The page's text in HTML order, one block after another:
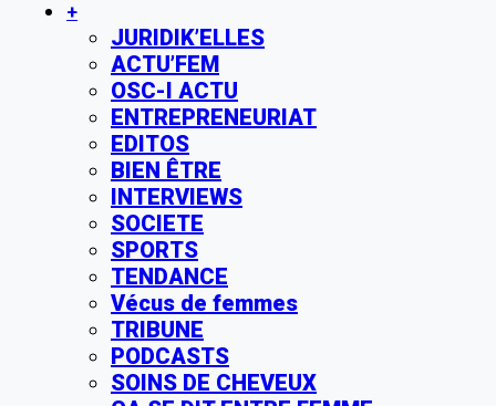
+
JURIDIK’ELLES
ACTU’FEM
OSC-I ACTU
ENTREPRENEURIAT
EDITOS
BIEN ÊTRE
INTERVIEWS
SOCIETE
SPORTS
TENDANCE
Vécus de femmes
TRIBUNE
PODCASTS
SOINS DE CHEVEUX